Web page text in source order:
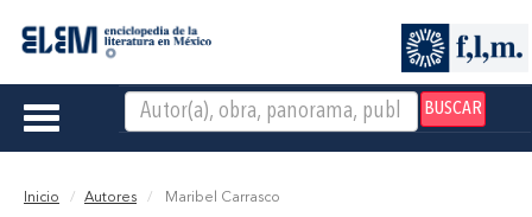
BUSCAR
Toggle
Inicio Autores Maribel Carrasco